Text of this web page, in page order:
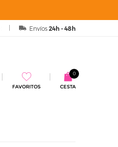
Envíos 24h - 48h
CESTA
0
FAVORITOS